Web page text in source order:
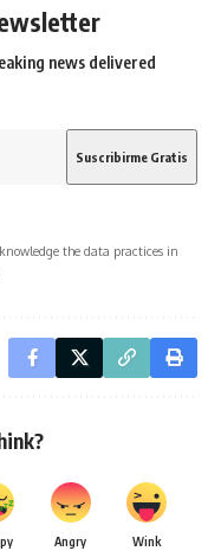
news delivered
the data practices in
Angry Wink